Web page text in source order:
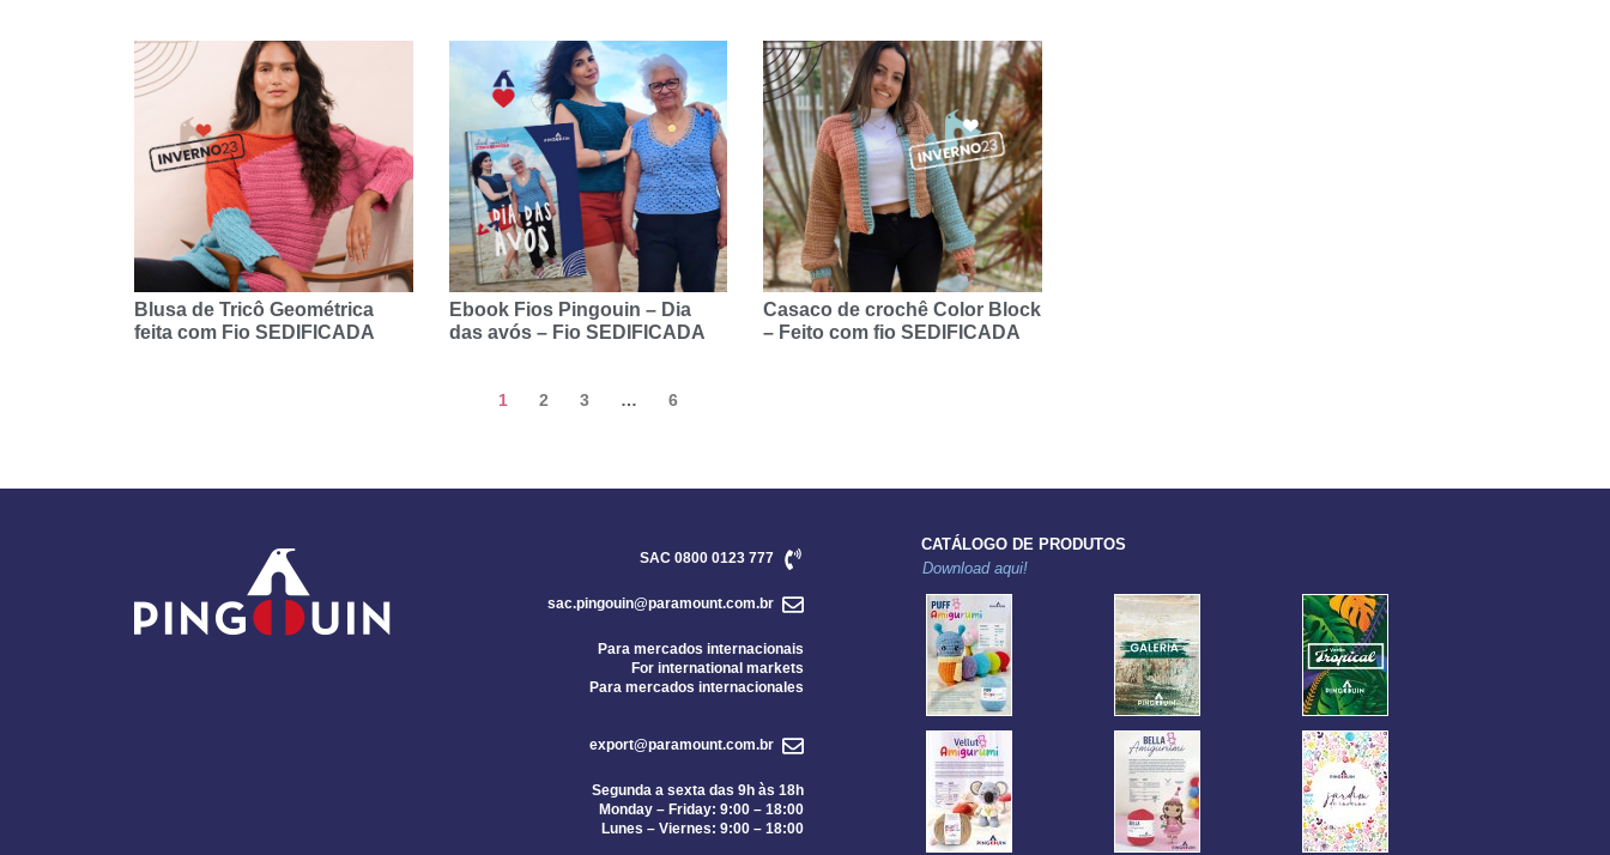
Blusa de Tricô Geométrica
feita com Fio SEDIFICADA
Ebook Fios Pingouin – Dia
das avós – Fio SEDIFICADA
Casaco de crochê Color Block
– Feito com fio SEDIFICADA
1 2 3 … 6
SAC 0800 0123 777
sac.pingouin@paramount.com.br
Para mercados internacionais
For international markets
Para mercados internacionales
export@paramount.com.br
Segunda a sexta das 9h às 18h
Monday – Friday: 9:00 – 18:00
Lunes – Viernes: 9:00 – 18:00
CATÁLOGO DE PRODUTOS
Download aqui!